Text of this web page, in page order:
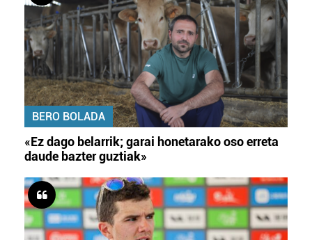
BERO BOLADA
«Ez dago belarrik; garai honetarako oso erreta
daude bazter guztiak»